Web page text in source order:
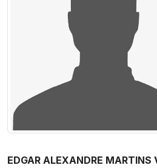
EDGAR ALEXANDRE MARTINS